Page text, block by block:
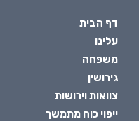
דף הבית
עלינו
משפחה
גירושין
צוואות וירושות
ייפוי כוח מתמשך